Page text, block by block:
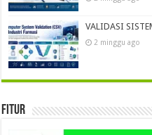
VALIDASI
2 minggu ago
Fitur